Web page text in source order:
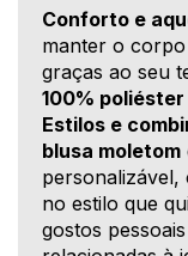
Conforto e
manter o
graças ao seu
100%
Estilos e
blusa moletom
personalizável,
no estilo que
gostos